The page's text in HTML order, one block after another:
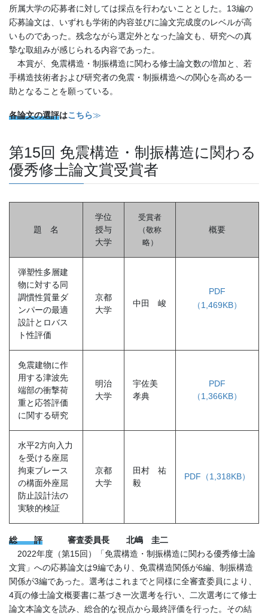
所属大学の応募者に対しては採点を行わないこととした。13編の
応募論文は、いずれも学術的内容並びに論文完成度のレベルが高
いものであった。残念ながら選定外となった論文も、研究への真
摯な取組みが感じられる内容であった。
本賞が、免震構造・制振構造に関わる修士論文数の増加と、若
手構造技術者および研究者の免震・制振構造への関心を高める一
助となることを願っている。
各論文の選評はこちら≫
第15回 免震構造・制振構造に関わる
優秀修士論文賞受賞者
題 名
学位
授与
大学
受賞者
（敬称
略 ）
概要
弾塑性多層建
物に対する同
調慣性質量ダ
ンパーの最適
設計とロバス
ト性評価
京都
大学
中田 峻
PDF
（1,469KB）
免震建物に作
用する津波先
端部の衝撃荷
重と応答評価
に関する研究
明治
大学
宇佐美
孝典
PDF
（1,366KB）
水平2方向入力
を受ける座屈
拘束ブレース
の構面外座屈
防止設計法の
実験的検証
京都
大学
田村 祐
毅
PDF（1,318KB）
総 評
審査委員長 北嶋 圭二
2022年度（第15回）「免震構造・制振構造に関わる優秀修士論
文賞」への応募論文は9編であり、免震構造関係が6編、制振構造
関係が3編であった。選考はこれまでと同様に全審査委員により、
4頁の修士論文概要書に基づき一次選考を行い、二次選考にて修士
論文本論文を読み、総合的な視点から最終評価を行った。その結